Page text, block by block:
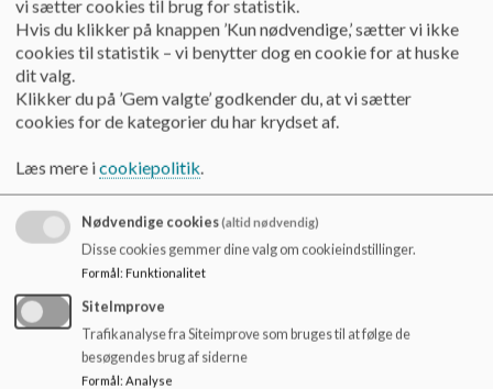
i
Uglens værdier
I Uglen arbejder vi indenfor en værdiramme under
Læs mere her:
Dokumenter
Uglens værdier 2023.pdf
vi sætter cookies til brug for statistik.
Hvis du klikker på knappen ’Kun nødvendige,’ sætter vi ikke
cookies til statistik – vi benytter dog en cookie for at huske
dit valg.
Klikker du på ’Gem valgte’ godkender du, at vi sætter
cookies for de kategorier du har krydset af.
Læs mere icookiepolitik.
Nødvendige cookies(altid nødvendig)
Disse cookies gemmer dine valg om cookieindstillinger.
Formål: Funktionalitet
SiteImprove
Trafikanalyse fra Siteimprove som bruges til at følge de
besøgendes brug af siderne
Formål: Analyse